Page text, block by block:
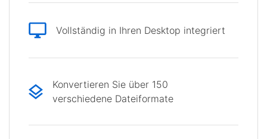
Vollständig in Ihren Desktop integriert
Konvertieren Sie über 150
verschiedene Dateiformate